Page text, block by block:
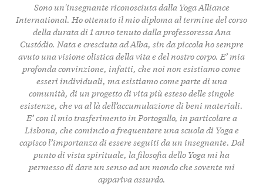
Sono un'insegnante riconosciuta dalla Yoga Alliance
International. Ho ottenuto il mio diploma al termine del corso
della durata di 1 anno tenuto dalla professoressa Ana
Custódio. Nata e cresciuta ad Alba, sin da piccola ho sempre
avuto una visione olistica della vita e del nostro corpo. E’ mia
profonda convinzione, infatti, che noi non esistiamo come
esseri individuali, ma esistiamo come parte di una
comunità, di un progetto di vita più esteso delle singole
esistenze, che va al là dell’accumulazione di beni materiali.
E’ con il mio trasferimento in Portogallo, in particolare a
Lisbona, che comincio a frequentare una scuola di Yoga e
capisco l’importanza di essere seguiti da un insegnante. Dal
punto di vista spirituale, la filosofia dello Yoga mi ha
permesso di dare un senso ad un mondo che sovente mi
appariva assurdo.